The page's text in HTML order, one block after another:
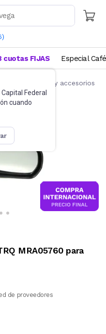
)
Capital Federal
cuando
cuotas FIJAS Especial Café
Repuestos y accesorios
MRA05760 para
de proveedores